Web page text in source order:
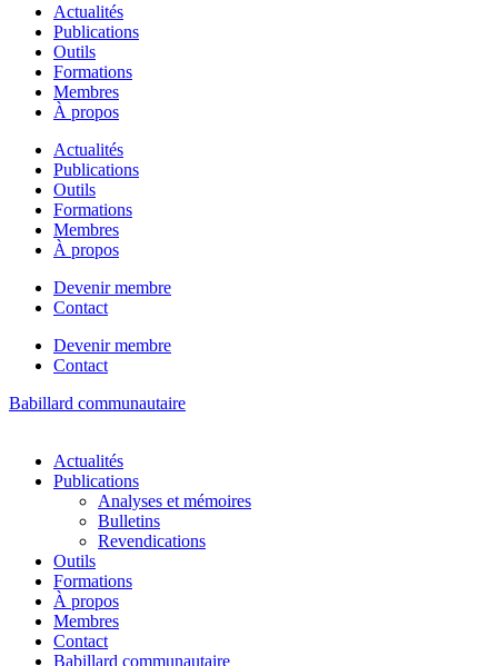
Actualités
Publications
Outils
Formations
Membres
À propos
Actualités
Publications
Outils
Formations
Membres
À propos
Devenir membre
Contact
Devenir membre
Contact
Babillard communautaire
Actualités
Publications
Analyses et mémoires
Bulletins
Revendications
Outils
Formations
À propos
Membres
Contact
Babillard communautaire